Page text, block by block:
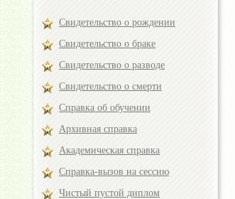
Свидетельство о рождении
Свидетельство о браке
Свидетельство о разводе
Свидетельство о смерти
Справка об обучении
Архивная справка
Академическая справка
Справка-вызов на сессию
Чистый пустой диплом